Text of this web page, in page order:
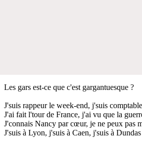
Les gars est-ce que c'est gargantuesque ?
J'suis rappeur le week-end, j'suis
J'ai fait l'tour de France, j'ai vu que la
J'connais Nancy par cœur, je ne peux pas
J'suis à Lyon, j'suis à Caen, j'suis à